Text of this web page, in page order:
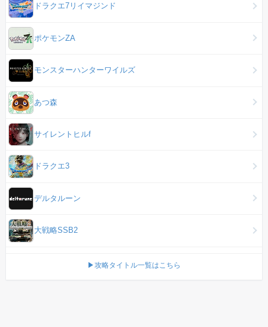
ドラクエ7リイマジンド
ポケモンZA
モンスターハンターワイルズ
あつ森
サイレントヒルf
ドラクエ3
デルタルーン
大戦略SSB2
▶攻略タイトル一覧はこちら